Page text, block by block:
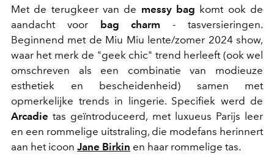
Met de terugkeer van de messy bag komt ook de
aandacht voor
bag charm - tasversieringen.
Beginnend met de Miu Miu lente/zomer 2024 show,
waar het merk de "geek chic" trend herleeft (ook wel
omschreven als een combinatie van modieuze
esthetiek en bescheidenheid) samen met
opmerkelijke trends in lingerie. Specifiek werd de
Arcadie tas geïntroduceerd, met luxueus Parijs leer
en een rommelige uitstraling, die modefans herinnert
aan het icoon Jane Birkin en haar rommelige tas.